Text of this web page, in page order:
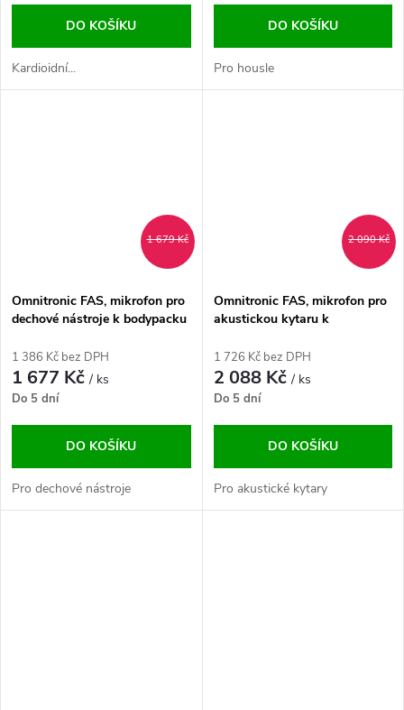
DO KOŠÍKU
Kardioidní...
DO KOŠÍKU
Pro housle
1 679 Kč
Omnitronic FAS, mikrofon pro
dechové nástroje k bodypacku
1 386 Kč bez DPH
1 677 Kč/ ks
Do 5 dní
DO KOŠÍKU
Pro dechové nástroje
2 090 Kč
Omnitronic FAS, mikrofon pro
akustickou kytaru k
1 726 Kč bez DPH
2 088 Kč/ ks
Do 5 dní
DO KOŠÍKU
Pro akustické kytary